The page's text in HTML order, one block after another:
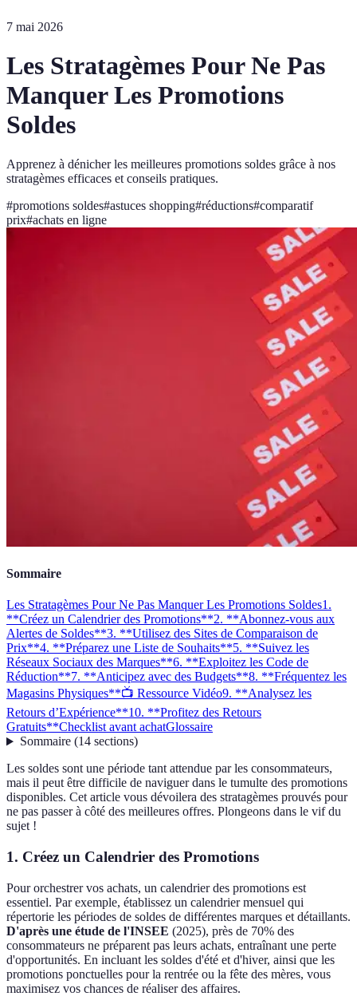
7 mai 2026
Les Stratagèmes Pour Ne Pas
Manquer Les Promotions
Soldes
Apprenez à dénicher les meilleures promotions soldes grâce à nos
stratagèmes efficaces et conseils pratiques.
#promotions soldes#astuces shopping#réductions#comparatif
prix#achats en ligne
Sommaire
Les Stratagèmes Pour Ne Pas Manquer Les Promotions Soldes1.
**Créez un Calendrier des Promotions**2. **Abonnez-vous aux
Alertes de Soldes**3. **Utilisez des Sites de Comparaison de
Prix**4. **Préparez une Liste de Souhaits**5. **Suivez les
Réseaux Sociaux des Marques**6. **Exploitez les Code de
Réduction**7. **Anticipez avec des Budgets**8. **Fréquentez les
Magasins Physiques**📺 Ressource Vidéo9. **Analysez les
Retours d’Expérience**10. **Profitez des Retours
Gratuits**Checklist avant achatGlossaire
Sommaire(14 sections)
Les soldes sont une période tant attendue par les consommateurs,
mais il peut être difficile de naviguer dans le tumulte des promotions
disponibles. Cet article vous dévoilera des stratagèmes prouvés pour
ne pas passer à côté des meilleures offres. Plongeons dans le vif du
sujet !
1. Créez un Calendrier des Promotions
Pour orchestrer vos achats, un calendrier des promotions est
essentiel. Par exemple, établissez un calendrier mensuel qui
répertorie les périodes de soldes de différentes marques et détaillants.
D'après une étude de l'INSEE (2025), près de 70% des
consommateurs ne préparent pas leurs achats, entraînant une perte
d'opportunités. En incluant les soldes d'été et d'hiver, ainsi que les
promotions ponctuelles pour la rentrée ou la fête des mères, vous
maximisez vos chances de réaliser des affaires.